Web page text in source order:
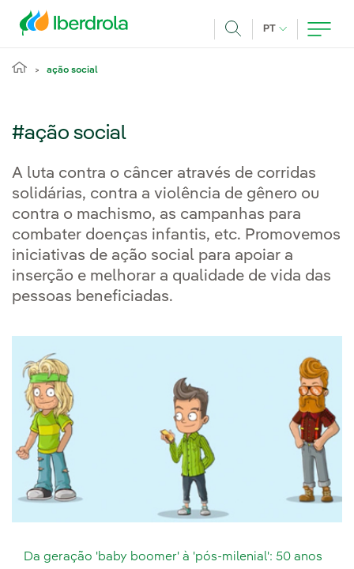
PT IDIOMA ATUAL,
ação social
#ação social
A luta contra o câncer através de corridas
solidárias, contra a violência de gênero ou
contra o machismo, as campanhas para
combater doenças infantis, etc. Promovemos
iniciativas de ação social para apoiar a
inserção e melhorar a qualidade de vida das
pessoas beneficiadas.
Da geração 'baby boomer' à 'pós-milenial': 50 anos